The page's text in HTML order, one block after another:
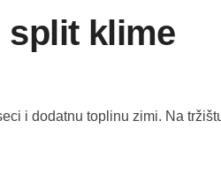
split klime
i dodatnu toplinu zimi. Na